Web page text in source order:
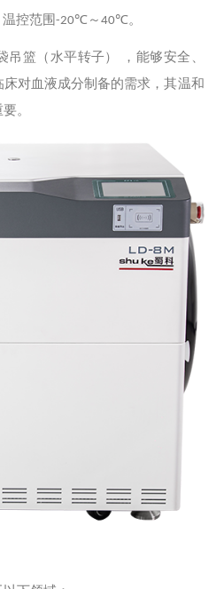
温控范围-20℃～40℃。
吊篮（水平转子）
，能够安全、
对血液成分制备的需求，其温和
。